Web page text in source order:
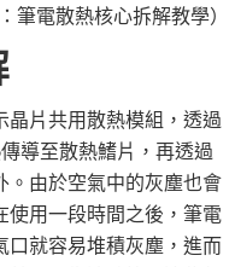
筆電散熱核心拆解教學）
片共用散熱模組，透過
導至散熱鰭片，再透過
。由於空氣中的灰塵也會
使用一段時間之後，筆電
口就容易堆積灰塵，進而